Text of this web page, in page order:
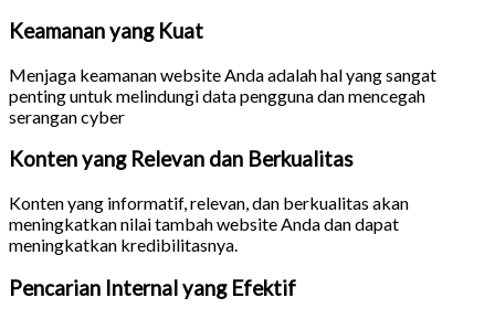
Keamanan yang Kuat
Menjaga keamanan website Anda adalah hal yang sangat
penting untuk melindungi data pengguna dan mencegah
serangan cyber
Konten yang Relevan dan Berkualitas
Konten yang informatif, relevan, dan berkualitas akan
meningkatkan nilai tambah website Anda dan dapat
meningkatkan kredibilitasnya.
Pencarian Internal yang Efektif